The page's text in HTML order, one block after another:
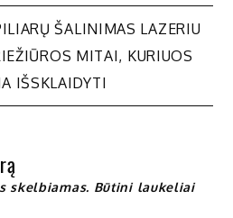
ŠALINIMAS LAZERIU
MITAI, KURIUOS
IŠSKLAIDYTI
skelbiamas. Būtini laukeliai